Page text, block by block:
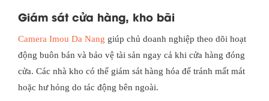
Giám sát cửa hàng, kho bãi
Camera Imou Da Nang giúp chủ doanh nghiệp theo dõi hoạt
động buôn bán và bảo vệ tài sản ngay cả khi cửa hàng đóng
cửa. Các nhà kho có thể giám sát hàng hóa để tránh mất mát
hoặc hư hỏng do tác động bên ngoài.